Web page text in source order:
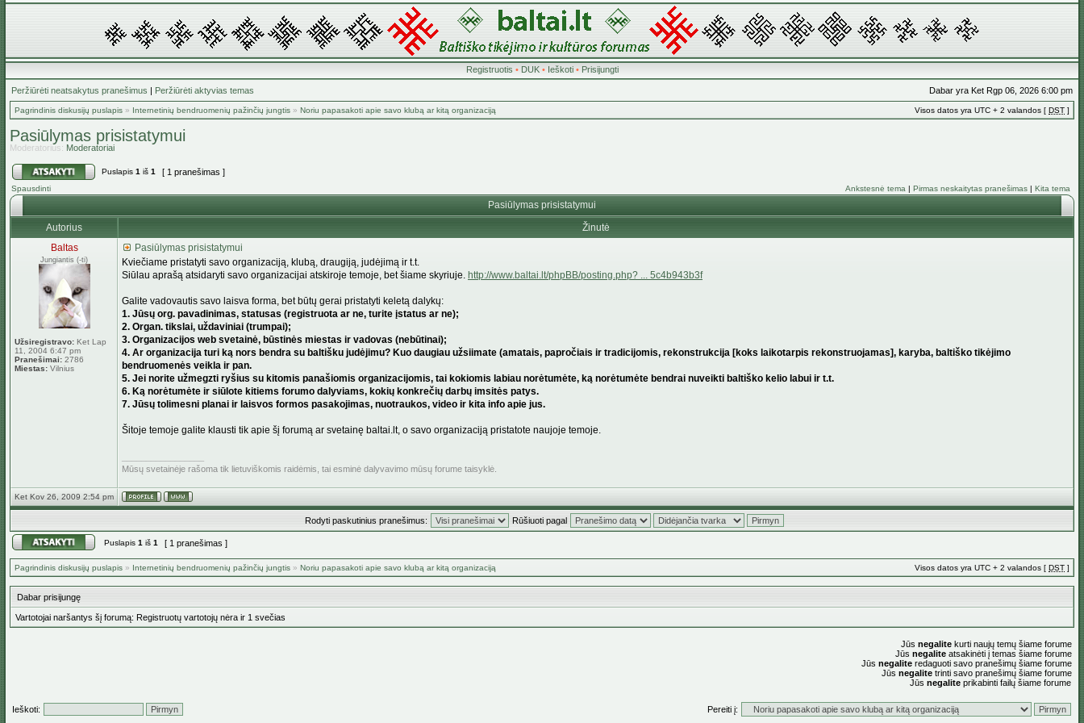
Registruotis • DUK• Ieškoti• Prisijungti
Peržiūrėti neatsakytus pranešimus | Peržiūrėti aktyvias temas Dabar yra Ket Rgp 06, 2026 6:00 pm
Pagrindinis diskusijų puslapis » Internetinių bendruomenių pažinčių jungtis » Noriu papasakoti apie savo klubą ar kitą organizaciją Visos datos yra UTC + 2 valandos [ DST ]
Pasiūlymas prisistatymui
Moderatorius: Moderatoriai
Puslapis 1 iš 1 [ 1 pranešimas ]
Spausdinti Ankstesnė tema | Pirmas neskaitytas pranešimas | Kita tema
Pasiūlymas prisistatymui
Autorius
Žinutė
Baltas
Jungiantis (-ti)
Užsiregistravo: Ket Lap
11, 2004 6:47 pm
Pranešimai: 2786
Miestas: Vilnius
Pasiūlymas prisistatymui
Kviečiame pristatyti savo organizaciją, klubą, draugiją, judėjimą ir t.t.
Siūlau aprašą atsidaryti savo organizacijai atskiroje temoje, bet šiame skyriuje. http://www.baltai.lt/phpBB/posting.php? ... 5c4b943b3f
Galite vadovautis savo laisva forma, bet būtų gerai pristatyti keletą dalykų:
1. Jūsų org. pavadinimas, statusas (registruota ar ne, turite įstatus ar ne);
2. Organ. tikslai, uždaviniai (trumpai);
3. Organizacijos web svetainė, būstinės miestas ir vadovas (nebūtinai);
4. Ar organizacija turi ką nors bendra su baltišku judėjimu? Kuo daugiau užsiimate (amatais, papročiais ir tradicijomis, rekonstrukcija [koks laikotarpis rekonstruojamas], karyba, baltiško tikėjimo
bendruomenės veikla ir pan.
5. Jei norite užmegzti ryšius su kitomis panašiomis organizacijomis, tai kokiomis labiau norėtumėte, ką norėtumėte bendrai nuveikti baltiško kelio labui ir t.t.
6. Ką norėtumėte ir siūlote kitiems forumo dalyviams, kokių konkrečių darbų imsitės patys.
7. Jūsų tolimesni planai ir laisvos formos pasakojimas, nuotraukos, video ir kita info apie jus.
Šitoje temoje galite klausti tik apie šį forumą ar svetainę baltai.lt, o savo organizaciją pristatote naujoje temoje.
Mūsų svetainėje rašoma tik lietuviškomis raidėmis, tai esminė dalyvavimo mūsų forume taisyklė.
Ket Kov 26, 2009 2:54 pm
Rodyti paskutinius pranešimus: Rūšiuoti pagal
Puslapis 1 iš 1 [ 1 pranešimas ]
Pagrindinis diskusijų puslapis » Internetinių bendruomenių pažinčių jungtis » Noriu papasakoti apie savo klubą ar kitą organizaciją Visos datos yra UTC + 2 valandos [ DST ]
Dabar prisijungę
Vartotojai naršantys šį forumą: Registruotų vartotojų nėra ir 1 svečias
Jūs negalite kurti naujų temų šiame forume
Jūs negalite atsakinėti į temas šiame forume
Jūs negalite redaguoti savo pranešimų šiame forume
Jūs negalite trinti savo pranešimų šiame forume
Jūs negalite prikabinti failų šiame forume
Ieškoti: Pereiti į: